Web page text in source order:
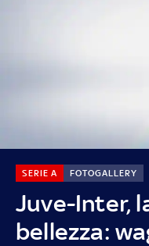
Juve-Inter,
bellezza:
SERIE A FOTOGALLERY